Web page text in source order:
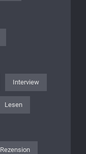
Interview
Lesen
Rezension